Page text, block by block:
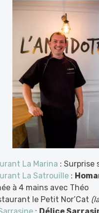
La Marina : Surprise
La Satrouille :
à 4 mains avec Théo
le Petit Nor’Cat
: Délice